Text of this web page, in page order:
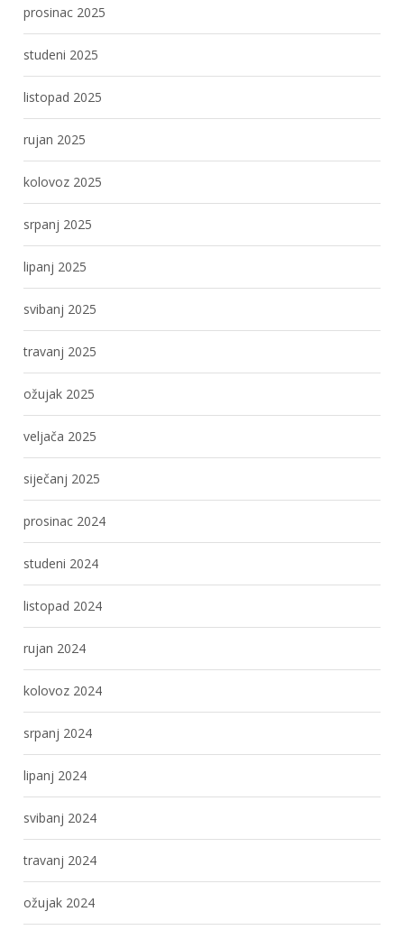
prosinac 2025
studeni 2025
listopad 2025
rujan 2025
kolovoz 2025
srpanj 2025
lipanj 2025
svibanj 2025
travanj 2025
ožujak 2025
veljača 2025
siječanj 2025
prosinac 2024
studeni 2024
listopad 2024
rujan 2024
kolovoz 2024
srpanj 2024
lipanj 2024
svibanj 2024
travanj 2024
ožujak 2024